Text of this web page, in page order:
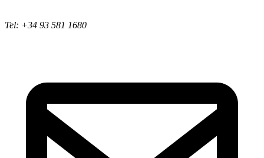
Tel: +34 93 581 1680